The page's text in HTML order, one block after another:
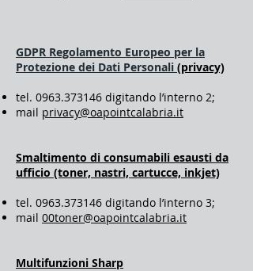
GDPR Regolamento Europeo per la
Protezione dei Dati Personali (privacy)
tel. 0963.373146 digitando l’interno 2;
mail privacy@oapointcalabria.it
Smaltimento di consumabili esausti da
ufficio (toner, nastri, cartucce, inkjet)
tel. 0963.373146 digitando l’interno 3;
mail 00toner@oapointcalabria.it
Multifunzioni Sharp